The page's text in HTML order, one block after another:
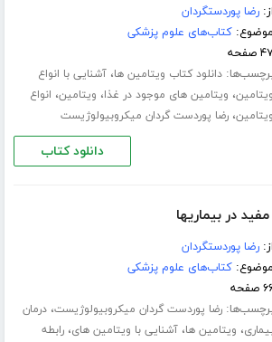
از:رضا پوردستگردان
موضوع:کتاب‌های علوم پزشکی
صفحه
دانلود کتاب ویتامین ها،آشنایی با انواع
ویتامین، ویتامین های موجود در غذا، ویتامین، انواع
ویتامین،رضا پوردست گردان میکروبیولوژیست
دانلود کتاب
در بیماریها
از:رضا پوردستگردان
موضوع:کتاب‌های علوم پزشکی
رضا پوردست گردان میکروبیولوژیست،درمان
، ویتامین ها،آشنایی با ویتامین های،رابطه